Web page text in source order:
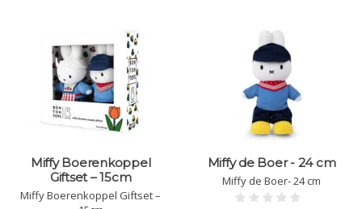
Miffy Boerenkoppel
Giftset – 15cm
Miffy Boerenkoppel Giftset –
Miffy de Boer - 24 cm
Miffy de Boer- 24 cm